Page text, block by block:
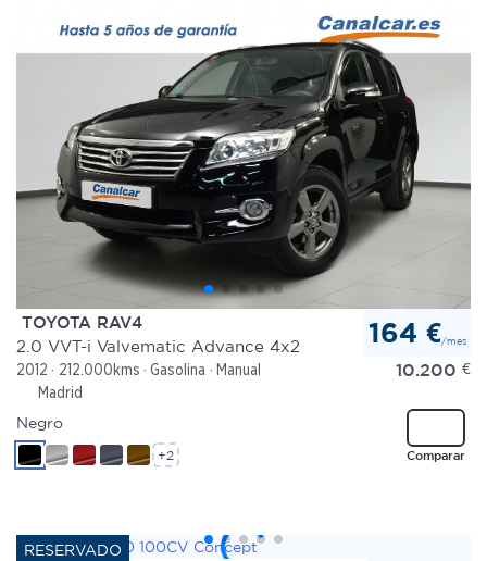
TOYOTA RAV4
2.0 VVT-i Valvematic Advance 4x2
2012 212.000kms Gasolina
Manual
Madrid
164 €/mes
10.200 €
Comparar
Negro
+2